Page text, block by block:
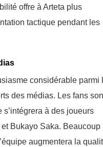
offre à Arteta plus
tactique pendant les
considérable parmi
des médias. Les fans
à des joueurs
Bukayo Saka. Beaucoup
augmentera la